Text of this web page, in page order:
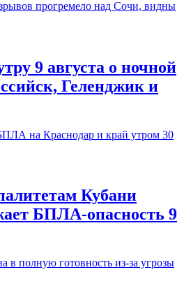
9 августа о ночной
Геленджик и
Кубани
БПЛА-опасность 9